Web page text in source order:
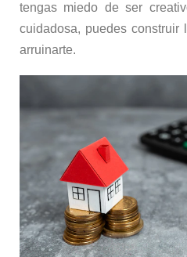
tengas miedo de ser
cuidadosa, puedes construir
arruinarte.